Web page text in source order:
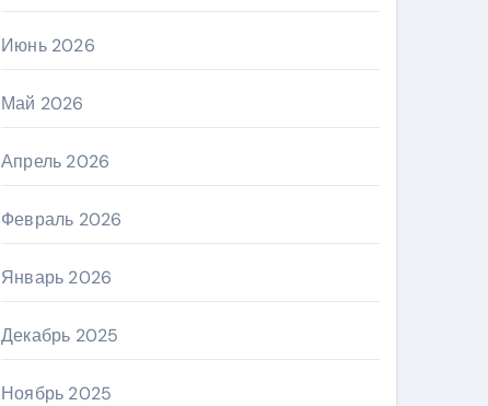
Июнь 2026
Май 2026
Апрель 2026
Февраль 2026
Январь 2026
Декабрь 2025
Ноябрь 2025